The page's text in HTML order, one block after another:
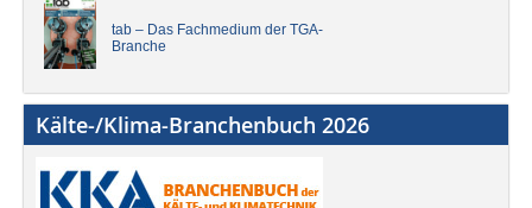
tab – Das Fachmedium der TGA-
Branche
Kälte-/Klima-Branchenbuch 2026